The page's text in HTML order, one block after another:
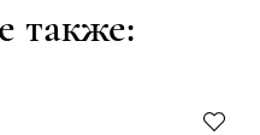
также: